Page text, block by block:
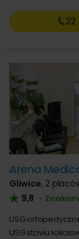
22
Arena
Gliwice, 2
9,8 •
USG
USG stawu